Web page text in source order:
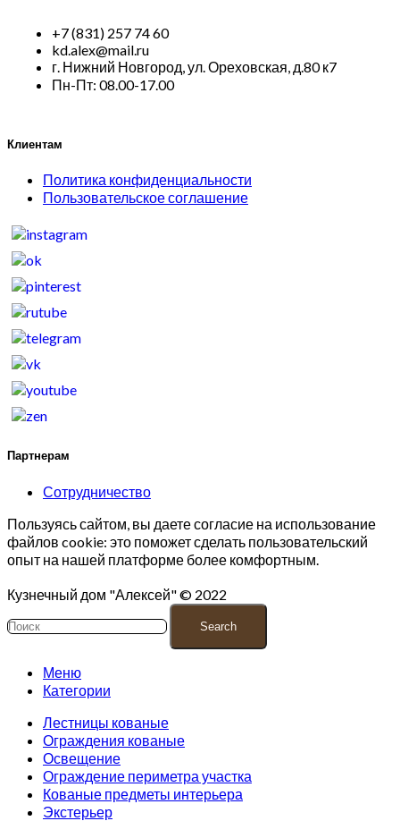
+7 (831) 257 74 60
kd.alex@mail.ru
г. Нижний Новгород, ул. Ореховская, д.80 к7
Пн-Пт: 08.00-17.00
Клиентам
Политика конфиденциальности
Пользовательское соглашение
Партнерам
Сотрудничество
Пользуясь сайтом, вы даете согласие на использование
файлов cookie: это поможет сделать пользовательский
опыт на нашей платформе более комфортным.
Кузнечный дом "Алексей" © 2022
Search
Меню
Категории
Лестницы кованые
Ограждения кованые
Освещение
Ограждение периметра участка
Кованые предметы интерьера
Экстерьер